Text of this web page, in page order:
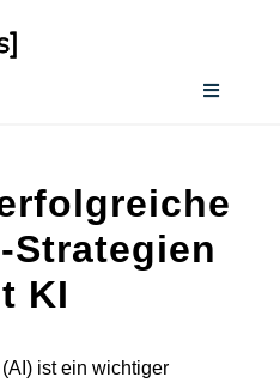
Toggle
Selector
Strategien
KI
ist ein wichtiger